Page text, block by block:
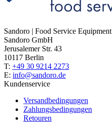
Sandoro | Food Service Equipment
Sandoro GmbH
Jerusalemer Str. 43
10117 Berlin
T: +49 30 9214 2273
E: info@sandoro.de
Kundenservice
Versandbedingungen
Zahlungsbedingungen
Retouren